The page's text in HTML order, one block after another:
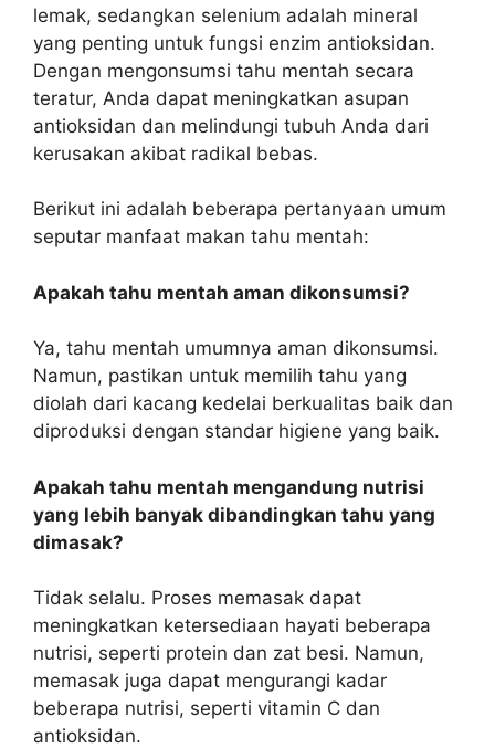
lemak, sedangkan selenium adalah mineral
yang penting untuk fungsi enzim antioksidan.
Dengan mengonsumsi tahu mentah secara
teratur, Anda dapat meningkatkan asupan
antioksidan dan melindungi tubuh Anda dari
kerusakan akibat radikal bebas.
Berikut ini adalah beberapa pertanyaan umum
seputar manfaat makan tahu mentah:
Apakah tahu mentah aman dikonsumsi?
Ya, tahu mentah umumnya aman dikonsumsi.
Namun, pastikan untuk memilih tahu yang
diolah dari kacang kedelai berkualitas baik dan
diproduksi dengan standar higiene yang baik.
Apakah tahu mentah mengandung nutrisi
yang lebih banyak dibandingkan tahu yang
dimasak?
Tidak selalu. Proses memasak dapat
meningkatkan ketersediaan hayati beberapa
nutrisi, seperti protein dan zat besi. Namun,
memasak juga dapat mengurangi kadar
beberapa nutrisi, seperti vitamin C dan
antioksidan.